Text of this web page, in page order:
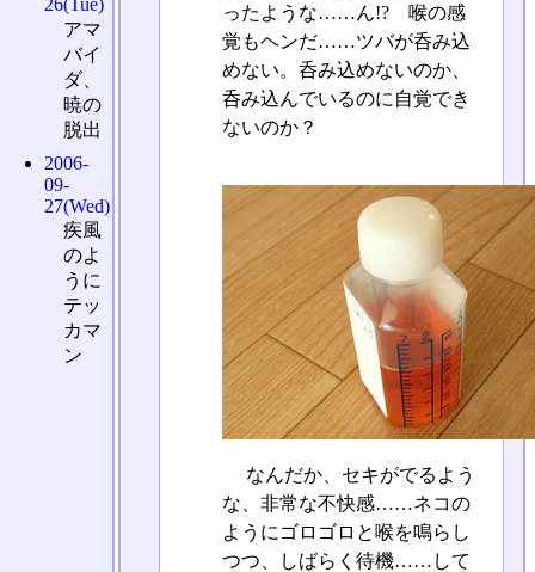
ったような……ん!? 喉の感
覚もヘンだ……ツバが呑み込
めない。呑み込めないのか、
呑み込んでいるのに自覚でき
ないのか？
なんだか、セキがでるよう
な、非常な不快感……ネコの
ようにゴロゴロと喉を鳴らし
つつ、しばらく待機……して
26(Tue)
アマ
バイ
ダ、
暁の
脱出
2006-
09-
27(Wed)
疾風
のよ
うに
テッ
カマ
ン